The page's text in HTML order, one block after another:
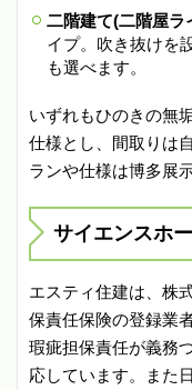
二階建て(二階屋ラ
イプ。吹き抜けを
も選べます。
いずれもひのきの無
仕様とし、間取りは
ランや仕様は博多展
サイエンスホ
エスティ住建は、株
保責任保険の登録業
瑕疵担保責任が義務
応しています。また